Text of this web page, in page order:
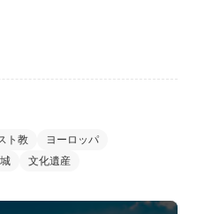
ト教
ヨーロッパ
城 文化遺産